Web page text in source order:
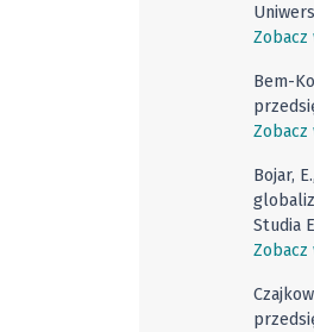
Zobacz
Bem-
Zobacz
Bojar,
Studia
Zobacz